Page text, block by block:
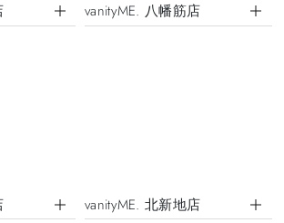
vanityME. 八幡筋店
vanityME. 北新地店